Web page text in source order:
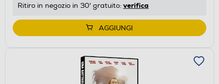
Ritiro in negozio in 30' gratuito: verifica
AGGIUNGI